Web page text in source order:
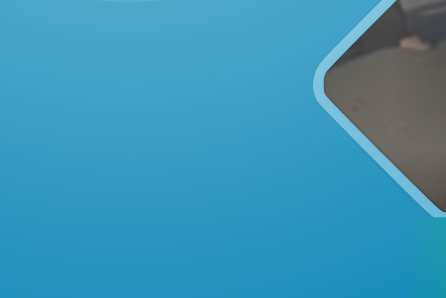
DESA EMBUNG RAJA
Kecamatan Terara, Kabupaten Lombok Timur